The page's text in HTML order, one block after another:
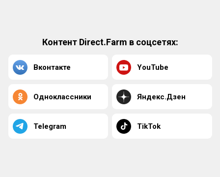
Контент Direct.Farm в соцсетях:
Вконтакте YouTube
Одноклассники Яндекс.Дзен
Telegram TikTok